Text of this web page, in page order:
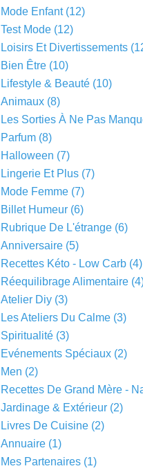
Mode Enfant(12)
Test Mode (12)
Loisirs Et Divertissements
Bien Être (10)
Lifestyle & Beauté (10)
Animaux (8)
Les Sorties À Ne Pas
Parfum (8)
Halloween (7)
Lingerie Et Plus (7)
Mode Femme (7)
Billet Humeur (6)
Rubrique De L'étrange (6)
Anniversaire (5)
Recettes Kéto - Low Carb (4)
Réequilibrage Alimentaire
Atelier Diy (3)
Les Ateliers Du Calme (3)
Spiritualité (3)
Evénements Spéciaux (2)
Men (2)
Recettes De Grand Mère -
Jardinage & Extérieur (2)
Livres De Cuisine (2)
Annuaire (1)
Mes Partenaires (1)